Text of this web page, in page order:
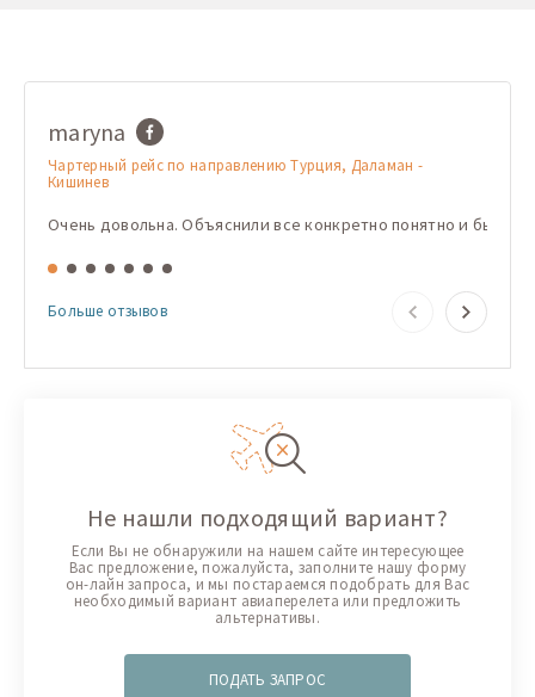
maryna
Чартерный рейс по направлению Турция, Даламан -
Кишинев
Очень довольна. Объяснили все конкретно понятно и быстро
Больше отзывов
Не нашли подходящий вариант?
Если Вы не обнаружили на нашем сайте интересующее
Вас предложение, пожалуйста, заполните нашу форму
он-лайн запроса, и мы постараемся подобрать для Вас
необходимый вариант авиаперелета или предложить
альтернативы.
ПОДАТЬ ЗАПРОС